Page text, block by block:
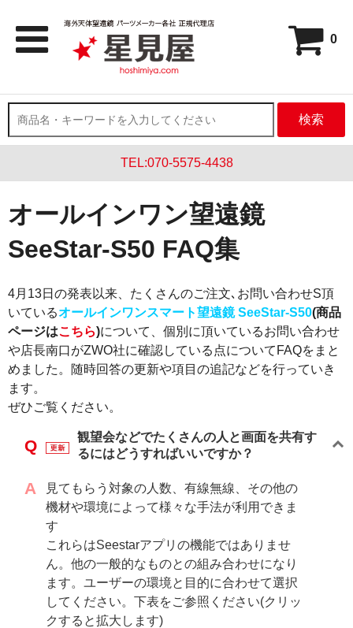
0
検索
TEL:070-5575-4438
オールインワン望遠鏡
SeeStar-S50 FAQ集
4月13日の発表以来、たくさんのご注文､お問い合わせS頂
いているオールインワンスマート望遠鏡 SeeStar-S50(商品
ページはこちら)について、個別に頂いているお問い合わせ
や店長南口がZWO社に確認している点についてFAQをまと
めました。随時回答の更新や項目の追記などを行っていき
ます。
ぜひご覧ください。
観望会などでたくさんの人と画面を共有す
るにはどうすればいいですか？
見てもらう対象の人数、有線無線、その他の
機材や環境によって様々な手法が利用できま
す
これらはSeestarアプリの機能ではありませ
ん。他の一般的なものとの組み合わせになり
ます。ユーザーの環境と目的に合わせて選択
してください。下表をご参照ください(クリッ
クすると拡大します)